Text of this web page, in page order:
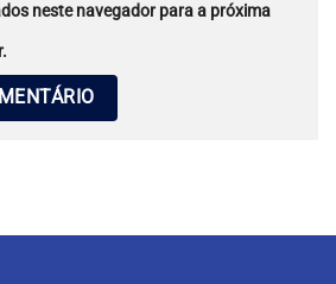
neste navegador para a próxima